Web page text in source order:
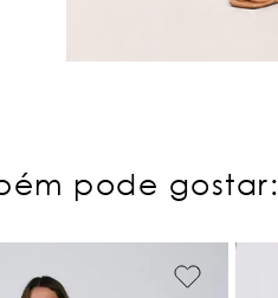
pode gostar: